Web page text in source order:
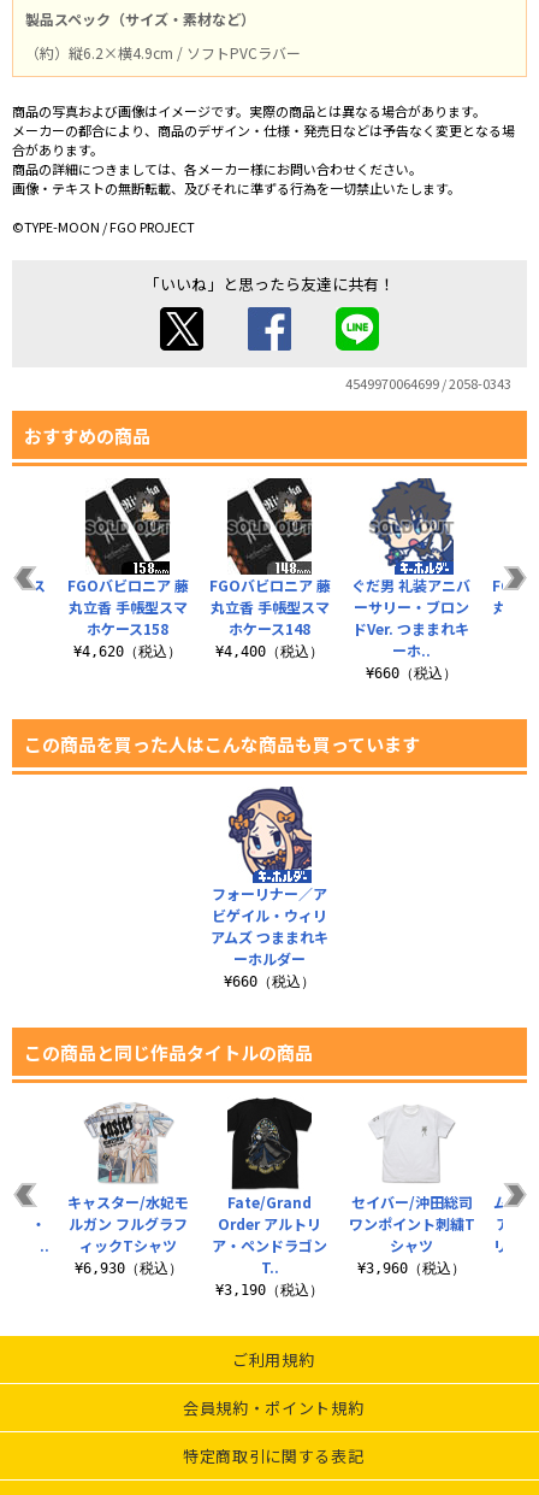
製品スペック（サイズ・素材など）
（約）縦6.2×横4.9cm / ソフトPVCラバー
商品の写真および画像はイメージです。実際の商品とは異なる場合があります。
メーカーの都合により、商品のデザイン・仕様・発売日などは予告なく変更となる場
合があります。
商品の詳細につきましては、各メーカー様にお問い合わせください。
画像・テキストの無断転載、及びそれに準ずる行為を一切禁止いたします。
©TYPE-MOON / FGO PROJECT
「いいね」と思ったら友達に共有！
4549970064699 / 2058-0343
おすすめの商品
FGOバビロニア 藤
丸立香 手帳型スマ
ホケース148
¥4,400（税込）
ぐだ男 礼装アニバ
ーサリー・ブロン
ドVer. つままれキ
ーホ..
¥660（税込）
FGO
丸立
れス
FGOバビロニア 藤
丸立香 手帳型スマ
ホケース158
¥4,620（税込）
この商品を買った人はこんな商品も買っています
フォーリナー／ア
ビゲイル・ウィリ
アムズ つままれキ
ーホルダー
¥660（税込）
この商品と同じ作品タイトルの商品
Fate/Grand
Order アルトリ
ア・ペンドラゴン
T..
¥3,190（税込）
セイバー/沖田総司
ワンポイント刺繍T
シャツ
¥3,960（税込）
ムー
アル
リュ
ヌ・
タ］..
キャスター/水妃モ
ルガン フルグラフ
ィックTシャツ
¥6,930（税込）
ご利用規約
会員規約・ポイント規約
特定商取引に関する表記